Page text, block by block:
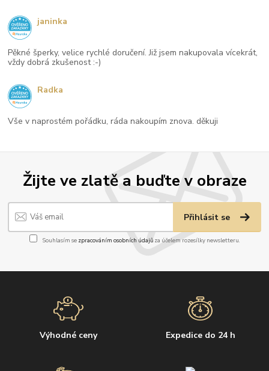
Žijte ve zlatě a buďte v obraze
Přihlásit se
Souhlasím se zpracováním osobních údajůza účelem rozesílky newsletteru.
Výhodné ceny Expedice do 24 h
Pěkné šperky, velice rychlé doručení. Již jsem nakupovala vícekrát,
vždy dobrá zkušenost :-)
janinka
Vše v naprostém pořádku, ráda nakoupím znova. děkuji
Radka